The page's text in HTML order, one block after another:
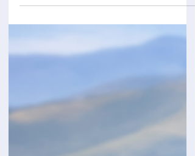
(Visa R). Después de años de trámites,
establecerse permanentemente en
Colombia. Y ahí es donde muchos cometen un
Cancillería, Migración Colombia y cualquier
otro trámite migratorio. Pero la rea